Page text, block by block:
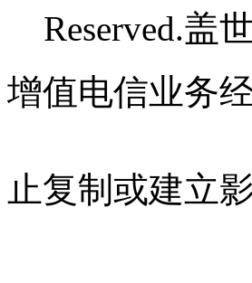
Reserved.盖
增值电信业务
止复制或建立